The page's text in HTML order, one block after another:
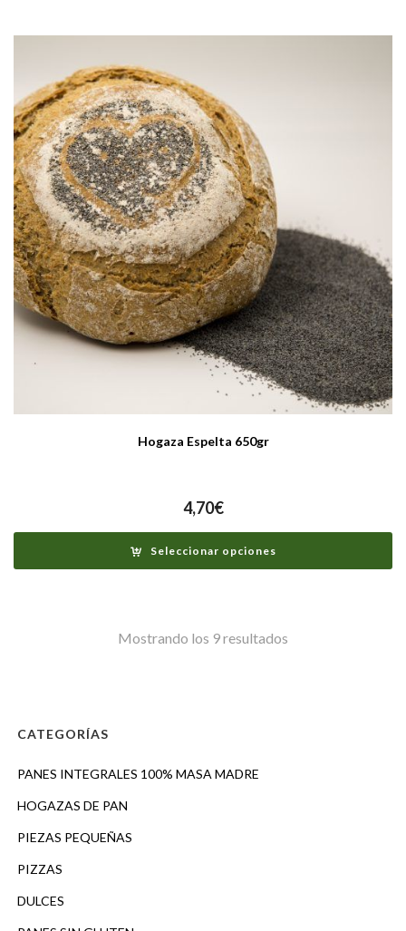
Hogaza Espelta 650gr
4,70€
Seleccionar opciones
Mostrando los 9 resultados
CATEGORÍAS
PANES INTEGRALES 100% MASA MADRE
HOGAZAS DE PAN
PIEZAS PEQUEÑAS
PIZZAS
DULCES